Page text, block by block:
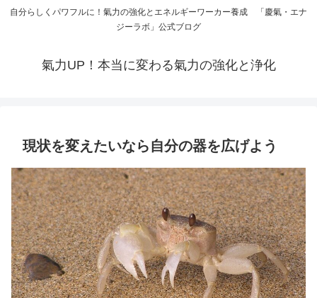
自分らしくパワフルに！氣力の強化とエネルギーワーカー養成 「慶氣・エナ
ジーラボ」公式ブログ
氣力UP！本当に変わる氣力の強化と浄化
現状を変えたいなら自分の器を広げよう